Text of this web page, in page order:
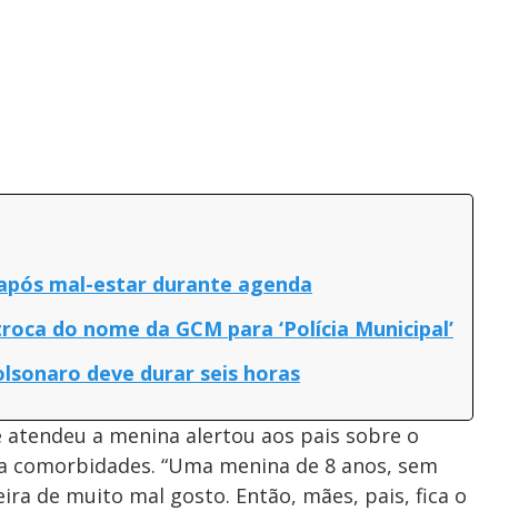
mal-estar durante agenda
do nome da GCM para ‘Polícia Municipal’
deve durar seis horas
atendeu a menina alertou aos pais sobre o
“Uma menina de 8 anos, sem
de muito mal gosto. Então, mães, pais, fica o